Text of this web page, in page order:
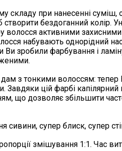
складу при нанесенні суміш,
бездоганний колір.
волосся активними
набувають однорідний
зробили фарбування і
з тонкими волоссям: тепер
Завдяки цій фарбі
що дозволяє збільшити
сивини, супер блиск, супер
змішування 1:1. Час